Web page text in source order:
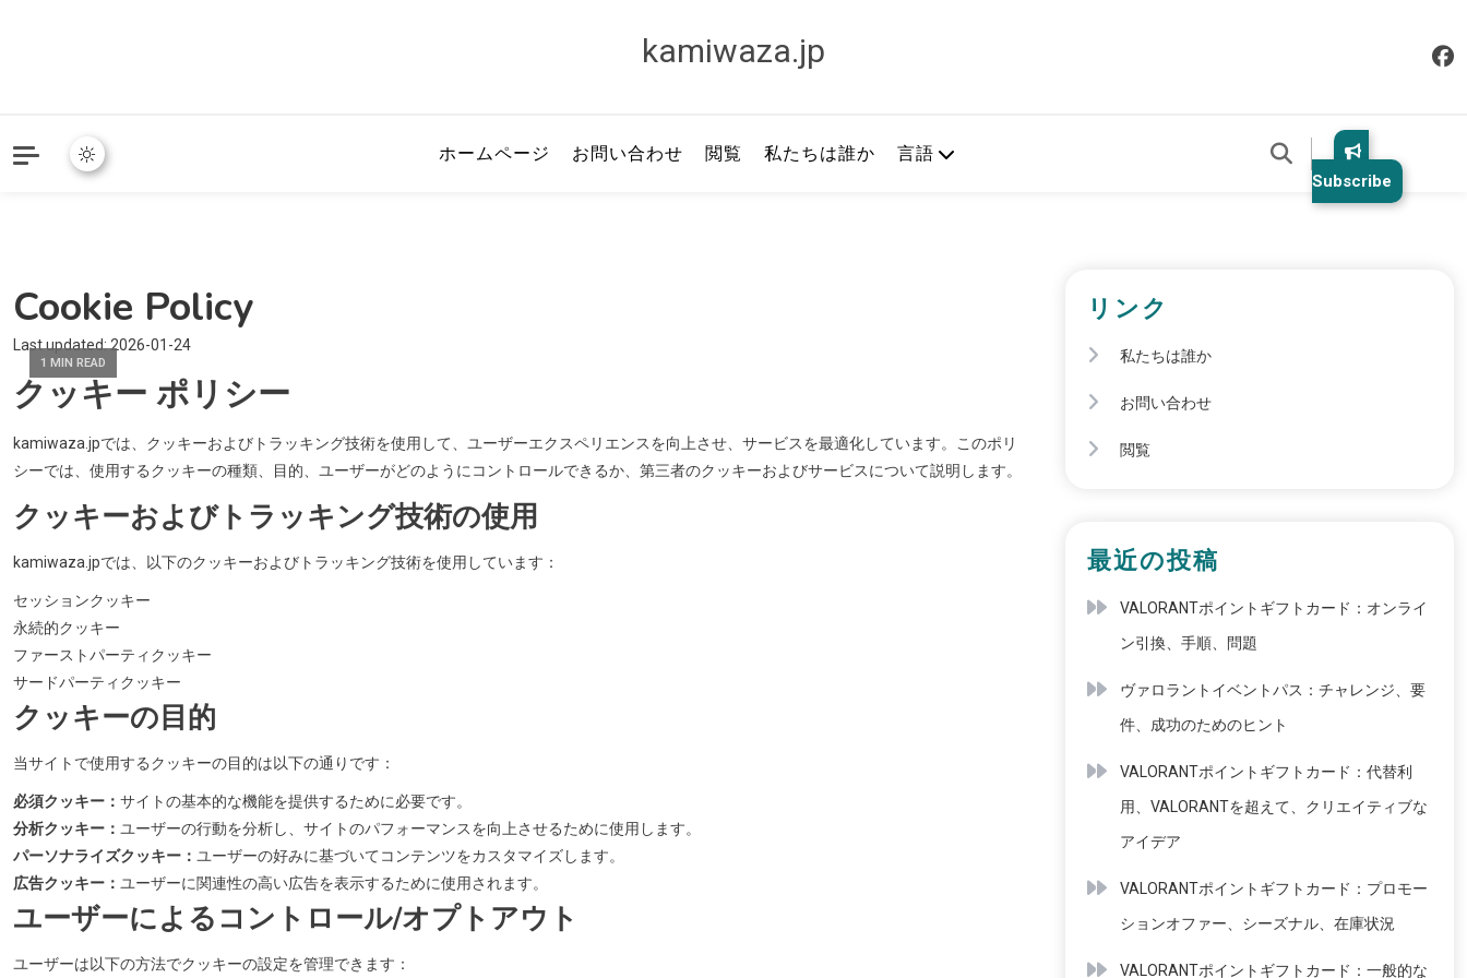
kamiwaza.jp
ホームページ お問い合わせ 閲覧 私たちは誰か 言語
Subscribe
Cookie Policy
1 MIN READ
Last updated: 2026-01-24
クッキー ポリシー
kamiwaza.jpでは、クッキーおよびトラッキング技術を使用して、ユーザーエクスペリエンスを向上させ、サービスを最適化しています。このポリ
シーでは、使用するクッキーの種類、目的、ユーザーがどのようにコントロールできるか、第三者のクッキーおよびサービスについて説明します。
クッキーおよびトラッキング技術の使用
kamiwaza.jpでは、以下のクッキーおよびトラッキング技術を使用しています：
セッションクッキー
永続的クッキー
ファーストパーティクッキー
サードパーティクッキー
クッキーの目的
当サイトで使用するクッキーの目的は以下の通りです：
必須クッキー： サイトの基本的な機能を提供するために必要です。
分析クッキー： ユーザーの行動を分析し、サイトのパフォーマンスを向上させるために使用します。
パーソナライズクッキー： ユーザーの好みに基づいてコンテンツをカスタマイズします。
広告クッキー： ユーザーに関連性の高い広告を表示するために使用されます。
ユーザーによるコントロール/オプトアウト
ユーザーは以下の方法でクッキーの設定を管理できます：
リンク
私たちは誰か
お問い合わせ
閲覧
最近の投稿
VALORANTポイントギフトカード：オンライ
ン引換、手順、問題
ヴァロラントイベントパス：チャレンジ、要
件、成功のためのヒント
VALORANTポイントギフトカード：代替利
用、VALORANTを超えて、クリエイティブな
アイデア
VALORANTポイントギフトカード：プロモー
ションオファー、シーズナル、在庫状況
VALORANTポイントギフトカード：一般的な